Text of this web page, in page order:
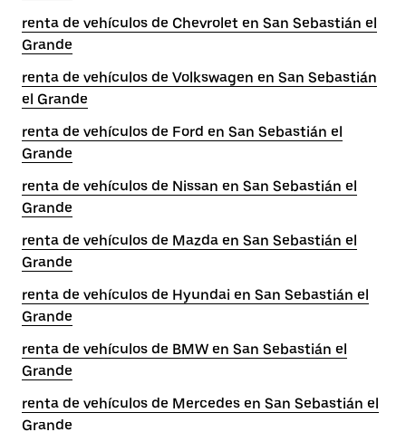
renta de vehículos de Chevrolet en San Sebastián el
Grande
renta de vehículos de Volkswagen en San Sebastián
el Grande
renta de vehículos de Ford en San Sebastián el
Grande
renta de vehículos de Nissan en San Sebastián el
Grande
renta de vehículos de Mazda en San Sebastián el
Grande
renta de vehículos de Hyundai en San Sebastián el
Grande
renta de vehículos de BMW en San Sebastián el
Grande
renta de vehículos de Mercedes en San Sebastián el
Grande